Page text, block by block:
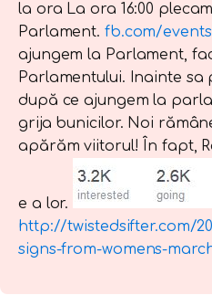
la ora La ora 16:00
Parlament. fb.com/events/
ajungem la Parlament,
Parlamentului. Inainte sa
după ce ajungem la
grija bunicilor. Noi
apărăm viitorul! În fapt,
e a lor.
http://twistedsifter.com/
signs-from-womens-